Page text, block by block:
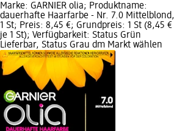
Marke: GARNIER olia; Produktname:
dauerhafte Haarfarbe - Nr. 7.0 Mittelblond,
1 St; Preis: 8,45 €; Grundpreis: 1 St (8,45 €
je 1 St); Verfügbarkeit: Status Grün
Lieferbar, Status Grau dm Markt wählen